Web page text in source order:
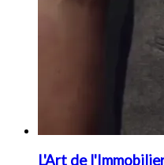
L'Art de